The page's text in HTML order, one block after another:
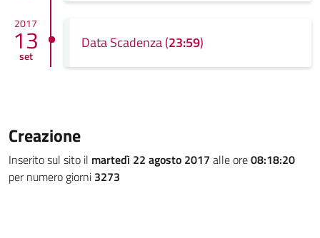
2017
13
set
Data Scadenza (23:59)
Creazione
Inserito sul sito il martedì 22 agosto 2017 alle ore08:18:20
per numero giorni 3273